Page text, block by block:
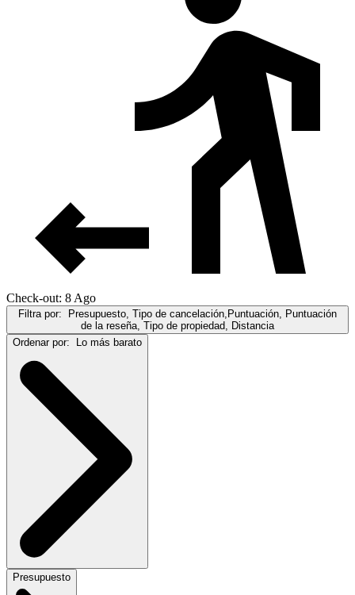
Check-out: 8 Ago
Filtra por:
Presupuesto, Tipo de cancelación,Puntuación, Puntuación
de la reseña, Tipo de propiedad, Distancia
Ordenar por:
Lo más barato
Presupuesto